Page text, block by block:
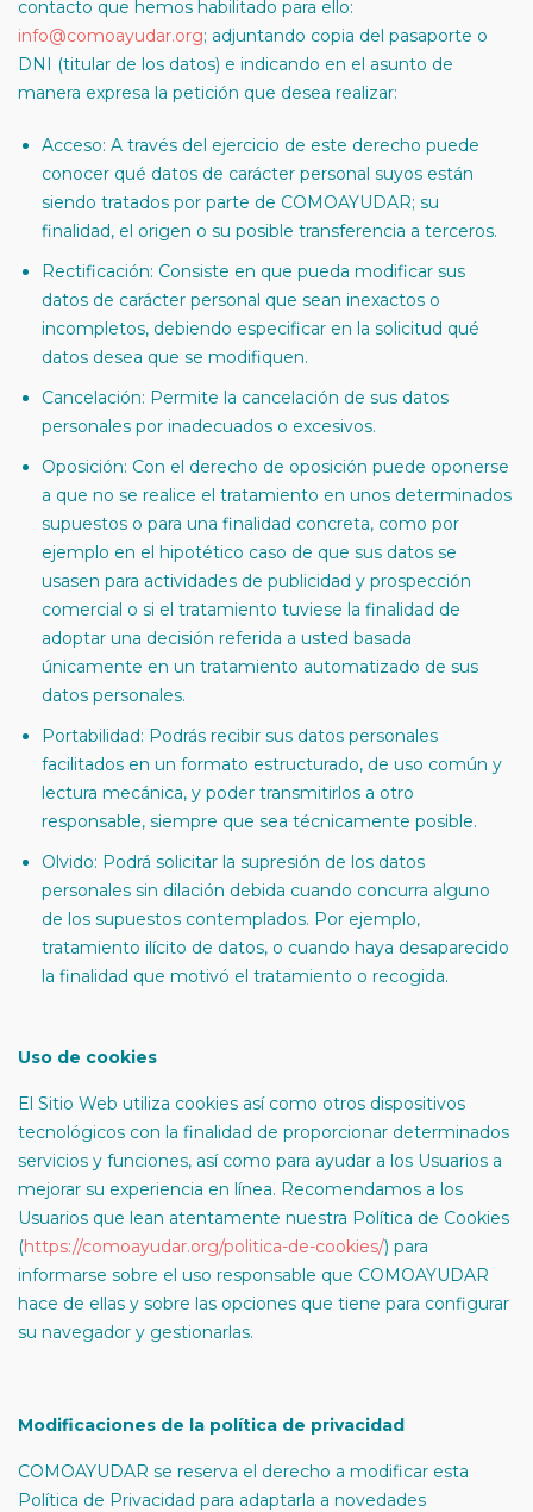
contacto que hemos habilitado para ello:
info@comoayudar.org; adjuntando copia del pasaporte o
DNI (titular de los datos) e indicando en el asunto de
manera expresa la petición que desea realizar:
Acceso: A través del ejercicio de este derecho puede
conocer qué datos de carácter personal suyos están
siendo tratados por parte de COMOAYUDAR; su
finalidad, el origen o su posible transferencia a terceros.
Rectificación: Consiste en que pueda modificar sus
datos de carácter personal que sean inexactos o
incompletos, debiendo especificar en la solicitud qué
datos desea que se modifiquen.
Cancelación: Permite la cancelación de sus datos
personales por inadecuados o excesivos.
Oposición: Con el derecho de oposición puede oponerse
a que no se realice el tratamiento en unos determinados
supuestos o para una finalidad concreta, como por
ejemplo en el hipotético caso de que sus datos se
usasen para actividades de publicidad y prospección
comercial o si el tratamiento tuviese la finalidad de
adoptar una decisión referida a usted basada
únicamente en un tratamiento automatizado de sus
datos personales.
Portabilidad: Podrás recibir sus datos personales
facilitados en un formato estructurado, de uso común y
lectura mecánica, y poder transmitirlos a otro
responsable, siempre que sea técnicamente posible.
Olvido: Podrá solicitar la supresión de los datos
personales sin dilación debida cuando concurra alguno
de los supuestos contemplados. Por ejemplo,
tratamiento ilícito de datos, o cuando haya desaparecido
la finalidad que motivó el tratamiento o recogida.
Uso de cookies
El Sitio Web utiliza cookies así como otros dispositivos
tecnológicos con la finalidad de proporcionar determinados
servicios y funciones, así como para ayudar a los Usuarios a
mejorar su experiencia en línea. Recomendamos a los
Usuarios que lean atentamente nuestra Política de Cookies
(https://comoayudar.org/politica-de-cookies/) para
informarse sobre el uso responsable que COMOAYUDAR
hace de ellas y sobre las opciones que tiene para configurar
su navegador y gestionarlas.
Modificaciones de la política de privacidad
COMOAYUDAR se reserva el derecho a modificar esta
Política de Privacidad para adaptarla a novedades